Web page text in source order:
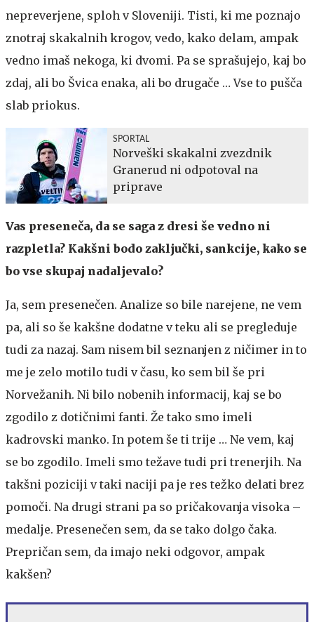
nepreverjene, sploh v Sloveniji. Tisti, ki me poznajo
znotraj skakalnih krogov, vedo, kako delam, ampak
vedno imaš nekoga, ki dvomi. Pa se sprašujejo, kaj bo
zdaj, ali bo Švica enaka, ali bo drugače … Vse to pušča
slab priokus.
SPORTAL
Norveški skakalni zvezdnik
Granerud ni odpotoval na
priprave
Vas preseneča, da se saga z dresi še vedno ni
razpletla? Kakšni bodo zaključki, sankcije, kako se
bo vse skupaj nadaljevalo?
Ja, sem presenečen. Analize so bile narejene, ne vem
pa, ali so še kakšne dodatne v teku ali se pregleduje
tudi za nazaj. Sam nisem bil seznanjen z ničimer in to
me je zelo motilo tudi v času, ko sem bil še pri
Norvežanih. Ni bilo nobenih informacij, kaj se bo
zgodilo z dotičnimi fanti. Že tako smo imeli
kadrovski manko. In potem še ti trije … Ne vem, kaj
se bo zgodilo. Imeli smo težave tudi pri trenerjih. Na
takšni poziciji v taki naciji pa je res težko delati brez
pomoči. Na drugi strani pa so pričakovanja visoka –
medalje. Presenečen sem, da se tako dolgo čaka.
Prepričan sem, da imajo neki odgovor, ampak
kakšen?